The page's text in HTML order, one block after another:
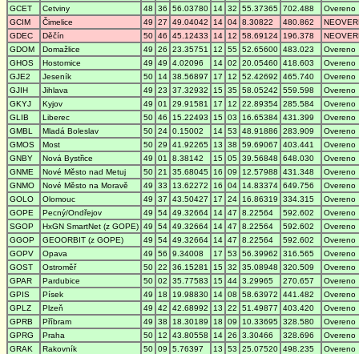
GCET
Cetviny 48 36 56.03780 14 32 55.37365 702.488
Overeno
GCIM
Čimelice 49 27 49.04042 14 04 8.30822 480.862
GDEC
Děčín 50 46 45.12433 14 12 58.69124 196.378
GDOM
Domažlice 49 26 23.35751 12 55 52.65600 483.023
Overeno
GHOS
Hostomice 49 49 4.02096 14 02 20.05460 418.603
Overeno
GJE2
Jeseník 50 14 38.56897 17 12 52.42692 465.740
Overeno
GJIH
Jihlava 49 23 37.32932 15 35 58.05242 559.598
Overeno
GKYJ
Kyjov 49 01 29.91581 17 12 22.89354 285.584
Overeno
GLIB
Liberec 50 46 15.22493 15 03 16.65384 431.399
Overeno
GMBL
Mladá Boleslav 50 24 0.15002 14 53 48.91886 283.909
Overeno
GMOS
Most 50 29 41.92265 13 38 59.69067 403.441
Overeno
GNBY
Nová Bystřice 49 01 8.38142 15 05 39.56848 648.030
Overeno
GNME
Nové Město nad Metuj 50 21 35.68045 16 09 12.57988 431.348
Overeno
GNMO
Nové Město na Moravě 49 33 13.62272 16 04 14.83374 649.756
Overeno
GOLO
Olomouc 49 37 43.50427 17 24 16.86319 334.315
Overeno
GOPE
Pecný/Ondřejov 49 54 49.32664 14 47 8.22564 592.602
Overeno
SGOP
HxGN SmartNet (z GOPE) 49 54 49.32664 14 47 8.22564 592.602
Overeno
GGOP
GEOORBIT (z GOPE) 49 54 49.32664 14 47 8.22564 592.602
Overeno
GOPV
Opava 49 56 9.34008 17 53 56.39962 316.565
Overeno
GOST
Ostroměř 50 22 36.15281 15 32 35.08948 320.509
Overeno
GPAR
Pardubice 50 02 35.77583 15 44 3.29965 270.657
Overeno
GPIS
Písek 49 18 19.98830 14 08 58.63972 441.482
Overeno
GPLZ
Plzeň 49 42 42.68992 13 22 51.49877 403.420
Overeno
GPRB
Příbram 49 38 18.30189 18 09 10.33695 328.580
Overeno
GPRG
Praha 50 12 43.80558 14 26 3.30466 328.696
Overeno
GRAK
Rakovník 50 09 5.76397 13 53 25.07520 498.235
Overeno